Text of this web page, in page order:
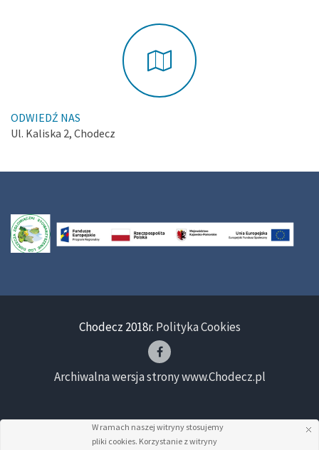
ODWIEDŹ NAS
Ul. Kaliska 2, Chodecz
Chodecz 2018r. Polityka Cookies
Archiwalna wersja strony www.Chodecz.pl
W ramach naszej witryny stosujemy
pliki cookies. Korzystanie z witryny